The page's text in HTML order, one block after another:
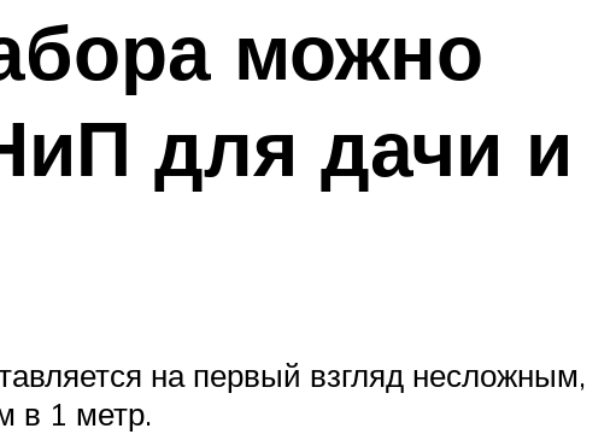
можно
для дачи и
на первый взгляд несложным,
в 1 метр.